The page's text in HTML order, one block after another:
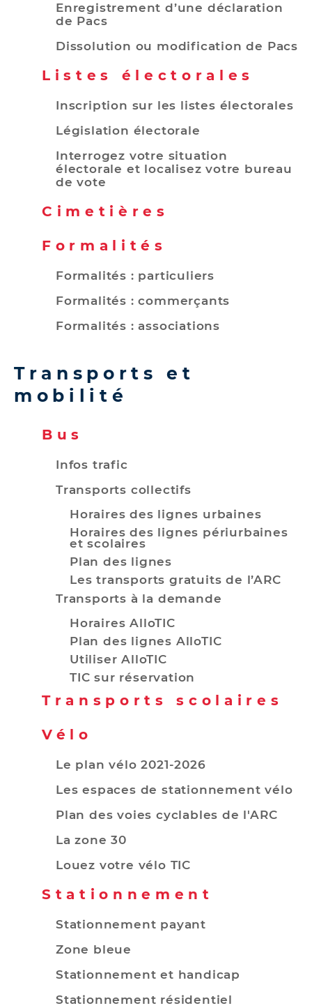
Enregistrement d’une déclaration
de Pacs
Dissolution ou modification de Pacs
Listes électorales
Inscription sur les listes électorales
Législation électorale
Interrogez votre situation
électorale et localisez votre bureau
de vote
Cimetières
Formalités
Formalités : particuliers
Formalités : commerçants
Formalités : associations
Transports et
mobilité
Bus
Infos trafic
Transports collectifs
Horaires des lignes urbaines
Horaires des lignes périurbaines
et scolaires
Plan des lignes
Les transports gratuits de l’ARC
Transports à la demande
Horaires AlloTIC
Plan des lignes AlloTIC
Utiliser AlloTIC
TIC sur réservation
Transports scolaires
Vélo
Le plan vélo 2021-2026
Les espaces de stationnement vélo
Plan des voies cyclables de l'ARC
La zone 30
Louez votre vélo TIC
Stationnement
Stationnement payant
Zone bleue
Stationnement et handicap
Stationnement résidentiel